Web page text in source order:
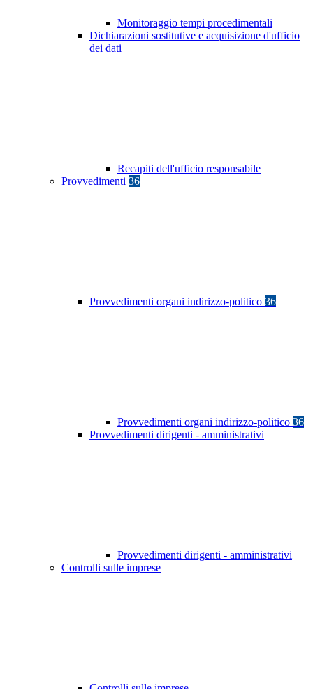
Monitoraggio tempi procedimentali
Dichiarazioni sostitutive e acquisizione d'ufficio
dei dati
Recapiti dell'ufficio responsabile
Provvedimenti 36
Provvedimenti organi indirizzo-politico 36
Provvedimenti organi indirizzo-politico 36
Provvedimenti dirigenti - amministrativi
Provvedimenti dirigenti - amministrativi
Controlli sulle imprese